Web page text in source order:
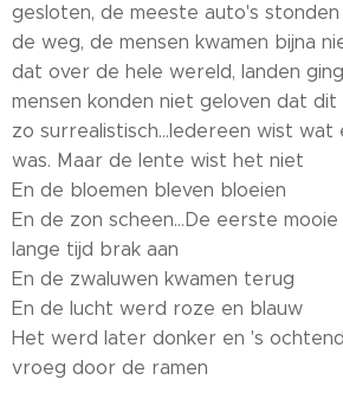
gesloten, de meeste auto's stonden
de weg, de mensen kwamen bijna
dat over de hele wereld, landen
mensen konden niet geloven dat
zo surrealistisch...Iedereen wist wat
was. Maar de lente wist het niet
En de bloemen bleven bloeien
En de zon scheen...De eerste
lange tijd brak aan
En de zwaluwen kwamen terug
En de lucht werd roze en blauw
Het werd later donker en 's
vroeg door de ramen